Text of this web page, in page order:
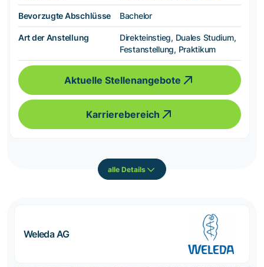
Bevorzugte Abschlüsse Bachelor
Art der Anstellung
Direkteinstieg, Duales Studium,
Festanstellung, Praktikum
Aktuelle Stellenangebote
Karrierebereich
alle Details
Weleda AG